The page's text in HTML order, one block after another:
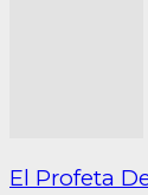
El Profeta